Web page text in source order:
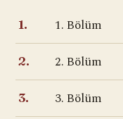
1. 1. Bölüm
2. 2. Bölüm
3. 3. Bölüm